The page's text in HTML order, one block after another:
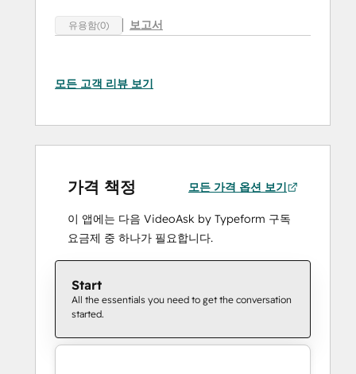
유용함(0) 보고서
모든 고객 리뷰 보기
가격 책정 모든 가격 옵션 보기
이 앱에는 다음 VideoAsk by Typeform 구독
요금제 중 하나가 필요합니다.
Start
All the essentials you need to get the conversation
started.